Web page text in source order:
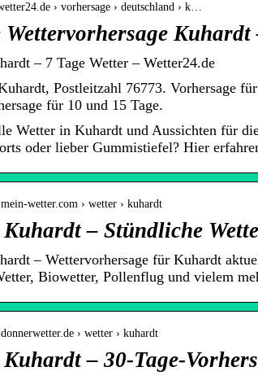
› vorhersage › deutschland › k…
Wettervorhersage Kuhardt
– 7 Tage Wetter – Wetter24.de
Postleitzahl 76773. Vorhersage
für 10 und 15 Tage.
Wetter in Kuhardt und Aussichten für
oder lieber Gummistiefel? Hier
wetter.com › wetter › kuhardt
Kuhardt – Stündliche
– Wettervorhersage für Kuhardt
Biowetter, Pollenflug und vielem
› wetter › kuhardt
Kuhardt – 30-Tage-